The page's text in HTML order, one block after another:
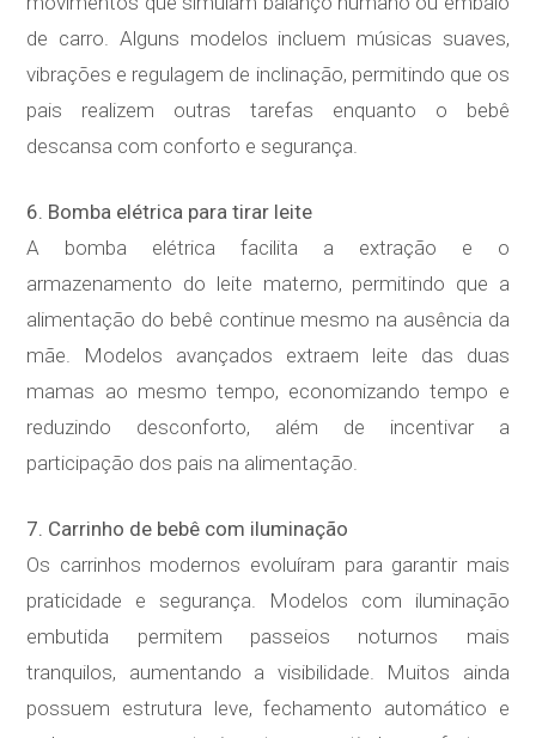
de carro. Alguns modelos incluem músicas suaves,
vibrações e regulagem de inclinação, permitindo que os
pais realizem outras tarefas enquanto o bebê
descansa com conforto e segurança.
6. Bomba elétrica para tirar leite
A bomba elétrica facilita a extração e o
armazenamento do leite materno, permitindo que a
alimentação do bebê continue mesmo na ausência da
mãe. Modelos avançados extraem leite das duas
mamas ao mesmo tempo, economizando tempo e
reduzindo desconforto, além de incentivar a
participação dos pais na alimentação.
7. Carrinho de bebê com iluminação
Os carrinhos modernos evoluíram para garantir mais
praticidade e segurança. Modelos com iluminação
embutida permitem passeios noturnos mais
tranquilos, aumentando a visibilidade. Muitos ainda
possuem estrutura leve, fechamento automático e